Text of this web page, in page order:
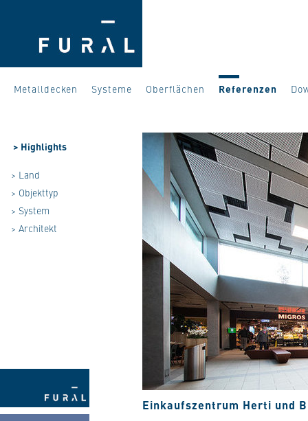
Metalldecken Systeme Oberflächen Referenzen
> Highlights
> Land
> Objekttyp
> System
> Architekt
Einkaufszentrum Herti und